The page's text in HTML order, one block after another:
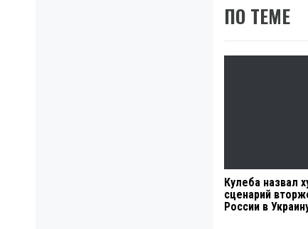
ПО ТЕМЕ
Кулеба назвал
сценарий
России в